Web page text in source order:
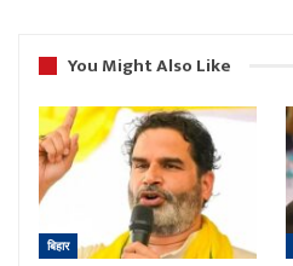
You Might Also Like
बिहार